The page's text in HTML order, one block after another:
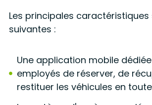
Les principales caractéristiques
suivantes :
Une application mobile
employés de réserver, de
restituer les véhicules en